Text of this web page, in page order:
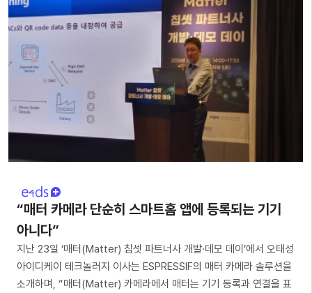
“매터 카메라 단순히 스마트홈 앱에 등록되는 기기
아니다”
지난 23일 ‘매터(Matter) 칩셋 파트너사 개발·데모 데이’에서 오태성
아이디케이 테크놀러지 이사는 ESPRESSIF의 매터 카메라 솔루션을
소개하며, “매터(Matter) 카메라에서 매터는 기기 등록과 연결을 표